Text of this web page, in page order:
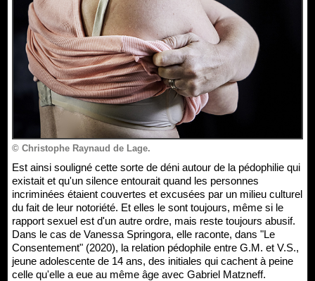
© Christophe Raynaud de Lage.
Est ainsi souligné cette sorte de déni autour de la pédophilie qui
existait et qu'un silence entourait quand les personnes
incriminées étaient couvertes et excusées par un milieu culturel
du fait de leur notoriété. Et elles le sont toujours, même si le
rapport sexuel est d'un autre ordre, mais reste toujours abusif.
Dans le cas de Vanessa Springora, elle raconte, dans "Le
Consentement" (2020), la relation pédophile entre G.M. et V.S.,
jeune adolescente de 14 ans, des initiales qui cachent à peine
celle qu'elle a eue au même âge avec Gabriel Matzneff.